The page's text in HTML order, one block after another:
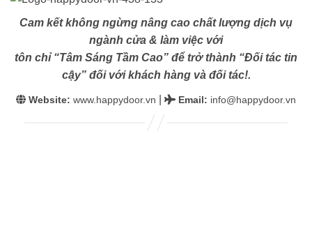
Cam kết không ngừng nâng cao chất lượng dịch vụ
ngành cửa & làm việc với
tôn chỉ “Tâm Sáng Tầm Cao” để trở thành “Đối tác tin
cậy” đối với khách hàng và đối tác!.
Website: www.happydoor.vn Email: info@happydoor.vn